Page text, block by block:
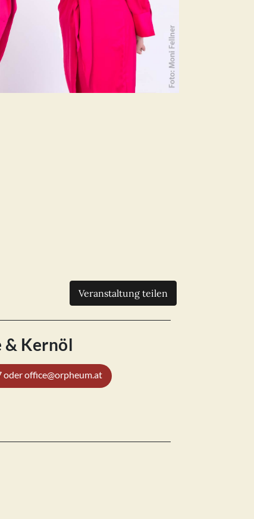
Veranstaltung teilen
& Kernöl
office@orpheum.at